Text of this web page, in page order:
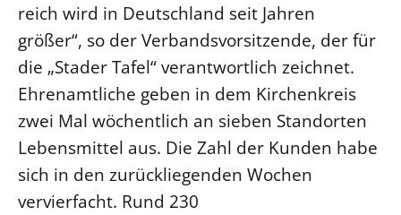
reich wird in Deutschland seit Jahren
größer“, so der Verbandsvorsitzende, der für
die „Stader Tafel“ verantwortlich zeichnet.
Ehrenamtliche geben in dem Kirchenkreis
zwei Mal wöchentlich an sieben Standorten
Lebensmittel aus. Die Zahl der Kunden habe
sich in den zurückliegenden Wochen
vervierfacht. Rund 230